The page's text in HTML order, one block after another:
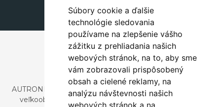
Súbory cookie a ďalšie
technológie sledovania
používame na zlepšenie vášho
zážitku z prehliadania našich
webových stránok, na to, aby sme
vám zobrazovali prispôsobený
obsah a cielené reklamy, na
analýzu návštevnosti našich
webových stránok a na
AUTRONIC, s.r.o. je spoločnosť zaoberajúca sa dovozom a
veľkoobchodným predajom dizajnového aj štýlového